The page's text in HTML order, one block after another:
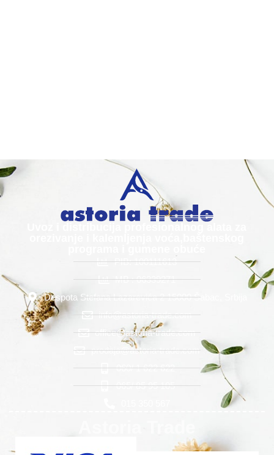
PIB: 100111613
MB : 06339271
Despota Stefana Lazarevića 2 15000 Šabac, Srbija
info@astoria-trade.com
office@astoria-trade.com
prodaja@astoria-trade.com
060/ 1 622 622
065/ 85 95 105